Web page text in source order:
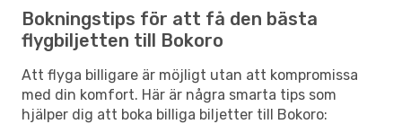
Bokningstips för att få den bästa
flygbiljetten till Bokoro
Att flyga billigare är möjligt utan att kompromissa
med din komfort. Här är några smarta tips som
hjälper dig att boka billiga biljetter till Bokoro: